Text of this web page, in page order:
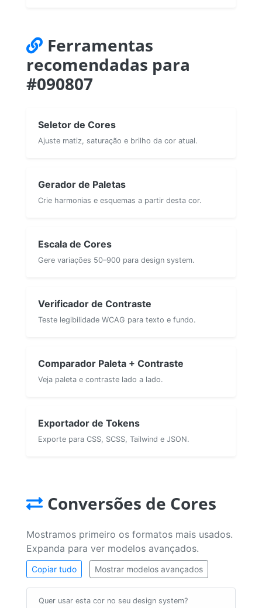
Ferramentas
recomendadas para
#090807
Seletor de Cores
Ajuste matiz, saturação e brilho da cor atual.
Gerador de Paletas
Crie harmonias e esquemas a partir desta cor.
Escala de Cores
Gere variações 50–900 para design system.
Verificador de Contraste
Teste legibilidade WCAG para texto e fundo.
Comparador Paleta + Contraste
Veja paleta e contraste lado a lado.
Exportador de Tokens
Exporte para CSS, SCSS, Tailwind e JSON.
Conversões de Cores
Mostramos primeiro os formatos mais usados.
Expanda para ver modelos avançados.
Copiar tudo Mostrar modelos avançados
Quer usar esta cor no seu design system?